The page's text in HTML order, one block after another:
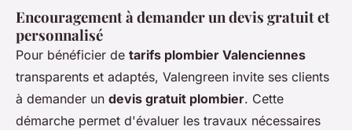
Encouragement à demander un devis gratuit et
personnalisé
Pour bénéficier de tarifs plombier Valenciennes
transparents et adaptés, Valengreen invite ses clients
à demander un devis gratuit plombier. Cette
démarche permet d'évaluer les travaux nécessaires